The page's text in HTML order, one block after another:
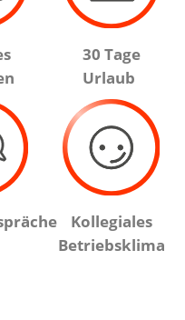
30 Tage
Urlaub
Kollegiales
Betriebsklima